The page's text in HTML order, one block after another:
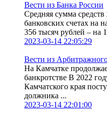
Вести из Банка России
Средняя сумма
банковских счетах на
356 тысяч рублей – на
2023-03-14 22:05:29
Вести из
На Камчатке
банкротстве В 2022
Камчатского края
должника ...
2023-03-14 22:01:00